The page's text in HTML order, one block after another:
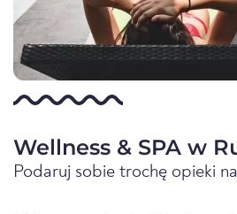
Wellness & SPA w
Podaruj sobie trochę opieki